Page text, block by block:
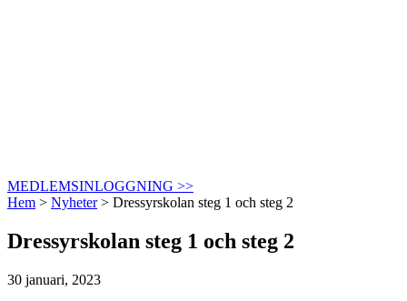
MEDLEMSINLOGGNING >>
Hem > Nyheter> Dressyrskolan steg 1 och steg 2
Dressyrskolan steg 1 och steg 2
30 januari, 2023